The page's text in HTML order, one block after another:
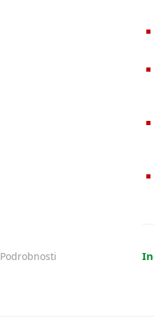
Podrobnosti